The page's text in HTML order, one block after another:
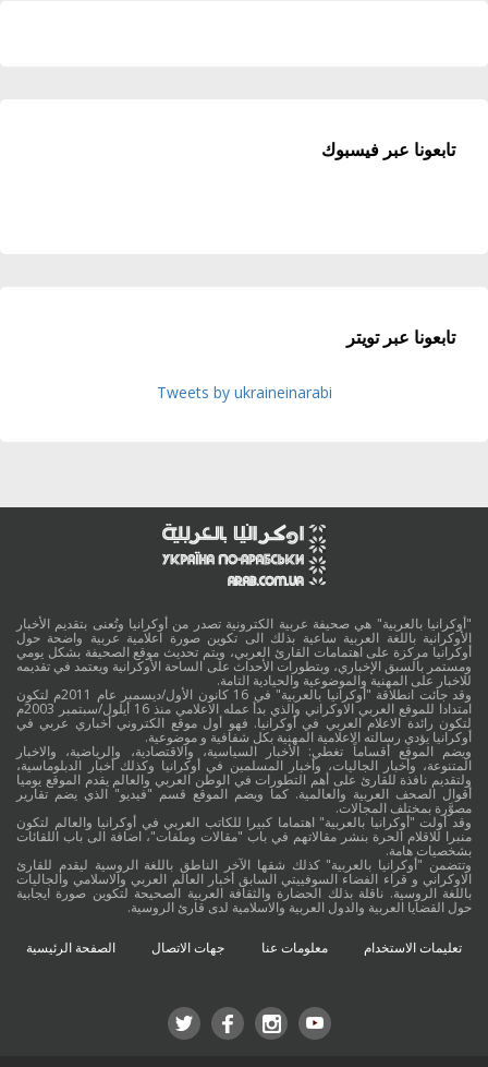
تابعونا عبر فيسبوك
تابعونا عبر تويتر
Tweets by ukraineinarabi
"أوكرانيا بالعربية" هي صحيفة عربية الكترونية تصدر من أوكرانيا وتُعنى بتقديم الأخبار
الأوكرانية باللغة العربية ساعية بذلك الى تكوين صورة اعلامية عربية واضحة حول
أوكرانيا مركزة على اهتمامات القارئ العربي، ويتم تحديث موقع الصحيفة بشكل يومي
ومستمر بالسبق الإخباري، وبتطورات الأحداث على الساحة الأوكرانية ويعتمد في تقديمه
للاخبار على المهنية والموضوعية والحيادية التامة.
وقد جائت انطلاقة "أوكرانيا بالعربية" في 16 كانون الأول/ديسمبر عام 2011م لتكون
امتدادا للموقع العربي الاوكراني والذي بدأ عمله الاعلامي منذ 16 أيلول/سبتمبر 2003م
لتكون رائدة الاعلام العربي في أوكرانيا. فهو أول موقع الكتروني أخباري عربي في
أوكرانيا يؤدي رسالته الاعلامية المهنية بكل شفافية و موضوعية.
ويضم الموقع أقساماً تغطي: الأخبار السياسية، والاقتصادية، والرياضية، والاخبار
المتنوعة، وأخبار الجاليات، وأخبار المسلمين في أوكرانيا وكذلك أخبار الدبلوماسية،
ولتقديم نافذة للقارئ على أهم التطورات في الوطن العربي والعالم يقدم الموقع يوميا
أقوال الصحف العربية والعالمية. كما ويضم الموقع قسم "فيديو" الذي يضم تقارير
مصوَّرة بمختلف المجالات.
وقد أولت "أوكرانيا بالعربية" اهتماما كبيرا للكاتب العربي في أوكرانيا والعالم لتكون
منبرا للاقلام الحرة بنشر مقالاتهم في باب "مقالات وملفات"، اضافة الى باب اللقائات
بشخصيات هامة.
وتتضمن "أوكرانيا بالعربية" كذلك شقها الآخر الناطق باللغة الروسية ليقدم للقارئ
الاوكراني و قراء الفضاء السوفييتي السابق أخبار العالم العربي والاسلامي والجاليات
باللغة الروسية. ناقلة بذلك الحضارة والثقافة العربية الصحيحة لتكوين صورة ايجابية
حول القضايا العربية والدول العربية والاسلامية لدى قارئ الروسية.
تعليمات الاستخدام معلومات عنا جهات الاتصال الصفحة الرئيسية